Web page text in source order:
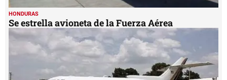
HONDURAS
Se estrella avioneta de la Fuerza Aérea